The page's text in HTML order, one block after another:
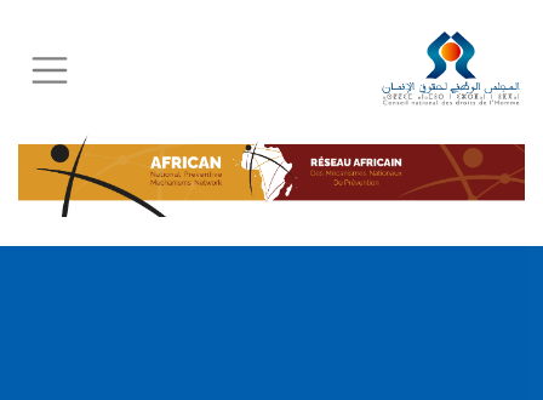
Skip
to
main
content